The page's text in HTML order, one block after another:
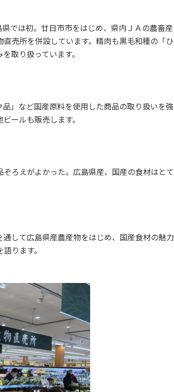
では初。廿日市市をはじめ、県内ＪＡの農畜産
売所を併設しています。精肉も黒毛和種の「ひ
取り扱っています。
」など国産原料を使用した商品の取り扱いを強
ールも販売します。
ろえがよかった。広島県産、国産の食材はとて
して広島県産農産物をはじめ、国産食材の魅力
ります。